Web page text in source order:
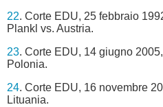
22. Corte EDU, 25 febbraio
Plankl vs. Austria.
23. Corte EDU, 14 giugno
Polonia.
24. Corte EDU, 16 novembre
Lituania.